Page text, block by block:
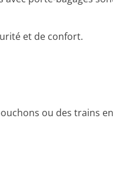
et de confort.
ou des trains